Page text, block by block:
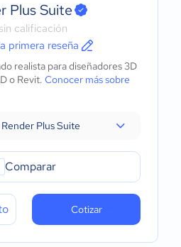
Plus Suite
calificación
primera reseña
realista para diseñadores 3D
o Revit. Conocer más sobre
Plus Suite
Comparar
Cotizar